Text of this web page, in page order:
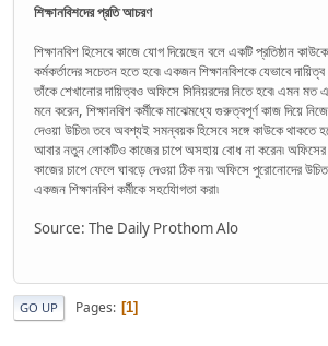
শিক্ষানবিশদের প্রতি আচরণ
শিক্ষানবিশ হিসেবে কাজে যোগ দিয়েছেন বলে একটি প্রতিষ্ঠান
কর্মকর্তাদের সচেতন হতে হবে৷ একজন শিক্ষানবিশকে যেভাবে
তাঁকে শেখানোর দায়িত্বও অফিসে সিনিয়রদের নিতে হবে৷ এমন মত
মনে করেন, শিক্ষানবিশ কর্মীকে মাঝেমধ্যে গুরুত্বপূর্ণ কাজ দিয়ে
দেওয়া উচিত৷ তবে অবশ্যই সমন্বয়ক হিসেবে সঙ্গে কাউকে থাকতে
আবার নতুন লোকটিও কাজের চাপে অসহায় বোধ না করেন৷
কাজের চাপে ফেলে ঘাবড়ে দেওয়া ঠিক নয়৷ অফিসে পুরোনোদের
একজন শিক্ষানবিশ কর্মীকে সহযোিগতা করা৷
Source: The Daily Prothom Alo
GO UP Pages 1